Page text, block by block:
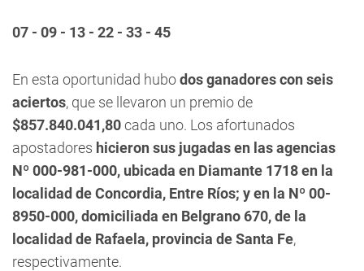
07 - 09 - 13 - 22 - 33 - 45
En esta oportunidad hubodos ganadores con seis
aciertos, que se llevaron un premio de
$857.840.041,80cada uno. Los afortunados
apostadores hicieron sus jugadas en las agencias
Nº 000-981-000, ubicada en Diamante 1718 en la
localidad de Concordia, Entre Ríos; y en la Nº 00-
8950-000, domiciliada en Belgrano 670, de la
localidad de Rafaela, provincia de Santa Fe,
respectivamente.